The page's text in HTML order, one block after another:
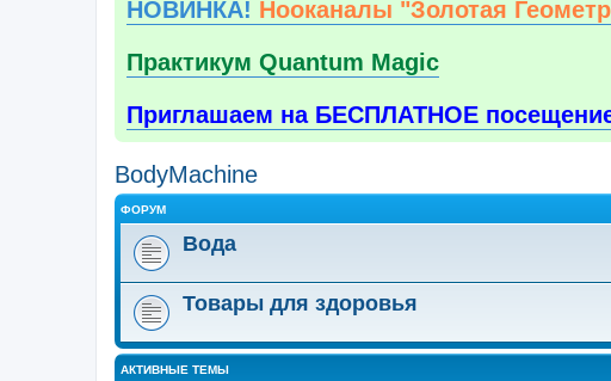
НОВИНКА! Нооканалы "Золотая
Практикум Quantum Magic
Приглашаем на БЕСПЛАТНОЕ
BodyMachine
ФОРУМ
Вода
Товары для здоровья
АКТИВНЫЕ ТЕМЫ